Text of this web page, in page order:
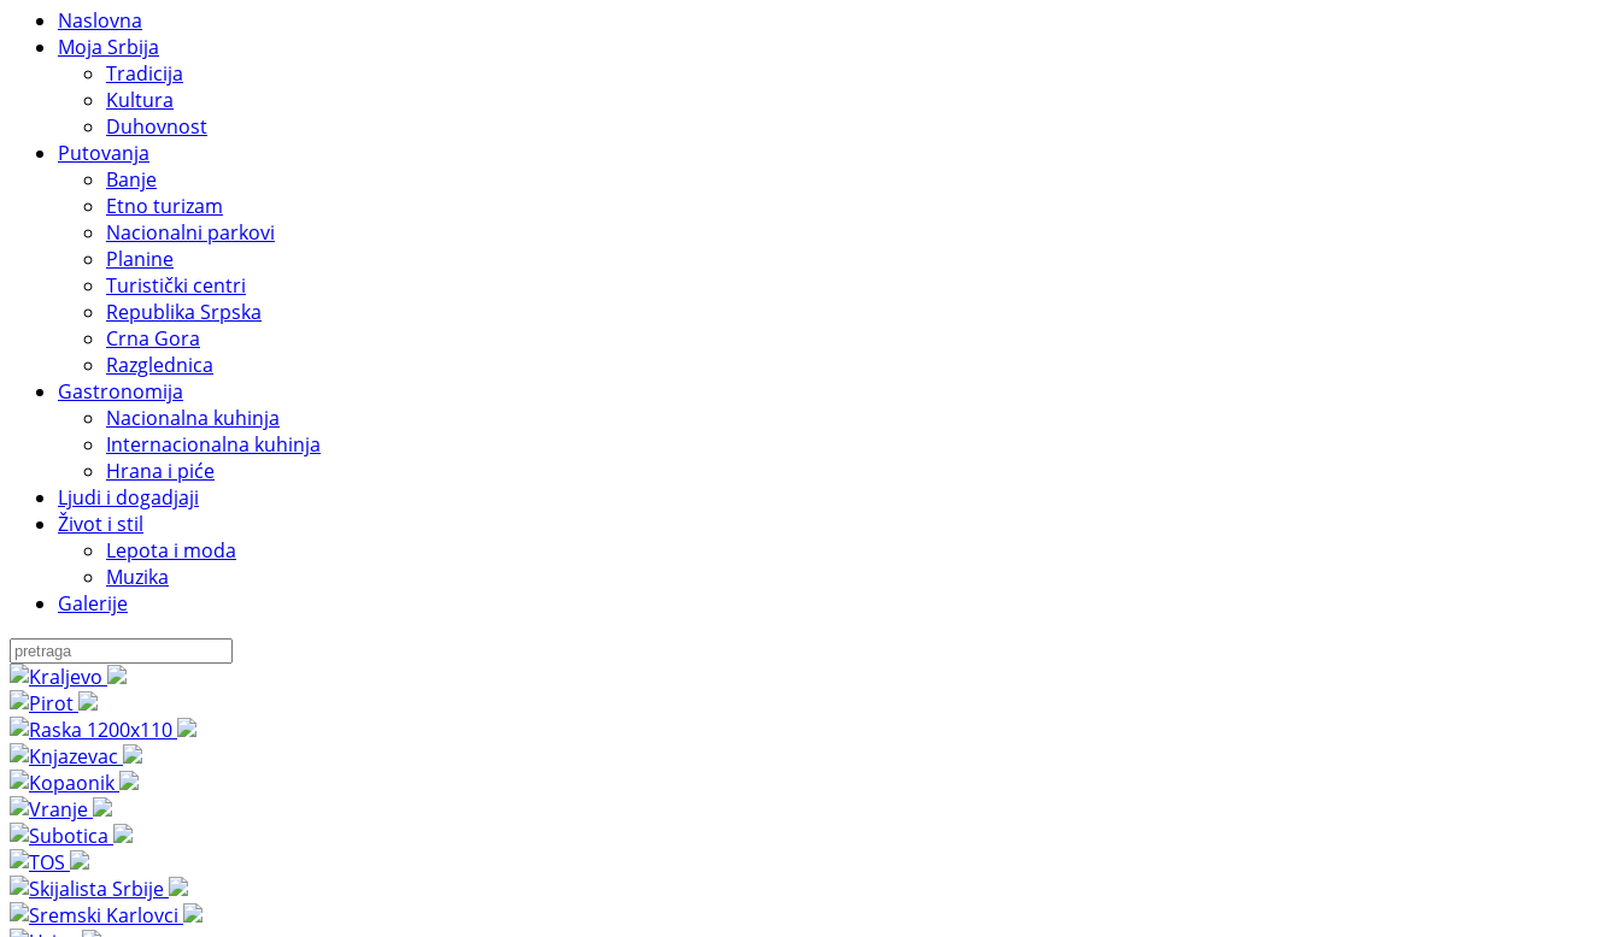
Naslovna
Moja Srbija
Tradicija
Kultura
Duhovnost
Putovanja
Banje
Etno turizam
Nacionalni parkovi
Planine
Turistički centri
Republika Srpska
Crna Gora
Razglednica
Gastronomija
Nacionalna kuhinja
Internacionalna kuhinja
Hrana i piće
Ljudi i dogadjaji
Život i stil
Lepota i moda
Muzika
Galerije